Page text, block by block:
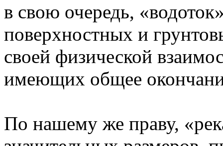
в свою очередь,
поверхностных и
своей физической
имеющих общее
По нашему же праву,